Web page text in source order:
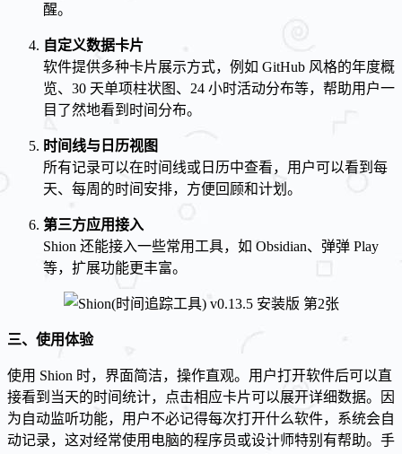
醒。
自定义数据卡片
软件提供多种卡片展示方式，例如 GitHub 风格的年度概
览、30 天单项柱状图、24 小时活动分布等，帮助用户一
目了然地看到时间分布。
时间线与日历视图
所有记录可以在时间线或日历中查看，用户可以看到每
天、每周的时间安排，方便回顾和计划。
第三方应用接入
Shion 还能接入一些常用工具，如 Obsidian、弹弹 Play
等，扩展功能更丰富。
三、使用体验
使用 Shion 时，界面简洁，操作直观。用户打开软件后可以直
接看到当天的时间统计，点击相应卡片可以展开详细数据。因
为自动监听功能，用户不必记得每次打开什么软件，系统会自
动记录，这对经常使用电脑的程序员或设计师特别有帮助。手